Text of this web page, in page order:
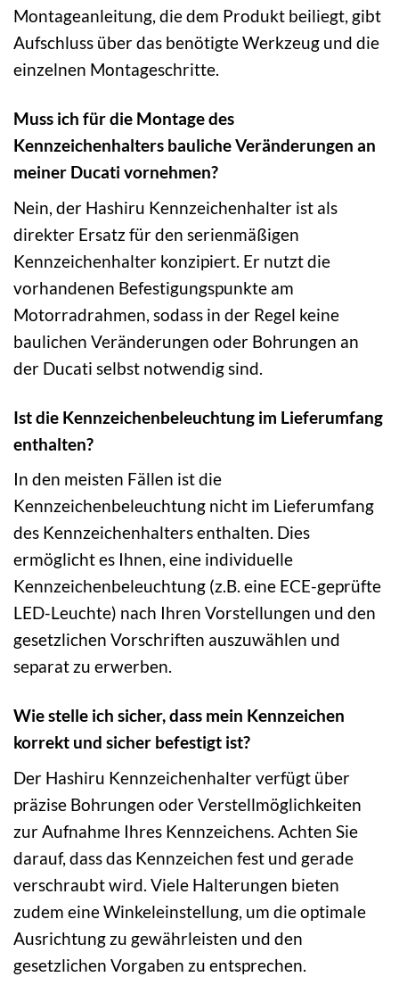
Montageanleitung, die dem Produkt beiliegt, gibt
Aufschluss über das benötigte Werkzeug und die
einzelnen Montageschritte.
Muss ich für die Montage des
Kennzeichenhalters bauliche Veränderungen an
meiner Ducati vornehmen?
Nein, der Hashiru Kennzeichenhalter ist als
direkter Ersatz für den serienmäßigen
Kennzeichenhalter konzipiert. Er nutzt die
vorhandenen Befestigungspunkte am
Motorradrahmen, sodass in der Regel keine
baulichen Veränderungen oder Bohrungen an
der Ducati selbst notwendig sind.
Ist die Kennzeichenbeleuchtung im Lieferumfang
enthalten?
In den meisten Fällen ist die
Kennzeichenbeleuchtung nicht im Lieferumfang
des Kennzeichenhalters enthalten. Dies
ermöglicht es Ihnen, eine individuelle
Kennzeichenbeleuchtung (z.B. eine ECE-geprüfte
LED-Leuchte) nach Ihren Vorstellungen und den
gesetzlichen Vorschriften auszuwählen und
separat zu erwerben.
Wie stelle ich sicher, dass mein Kennzeichen
korrekt und sicher befestigt ist?
Der Hashiru Kennzeichenhalter verfügt über
präzise Bohrungen oder Verstellmöglichkeiten
zur Aufnahme Ihres Kennzeichens. Achten Sie
darauf, dass das Kennzeichen fest und gerade
verschraubt wird. Viele Halterungen bieten
zudem eine Winkeleinstellung, um die optimale
Ausrichtung zu gewährleisten und den
gesetzlichen Vorgaben zu entsprechen.